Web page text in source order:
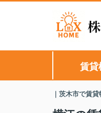
賃貸
｜茨木市で賃